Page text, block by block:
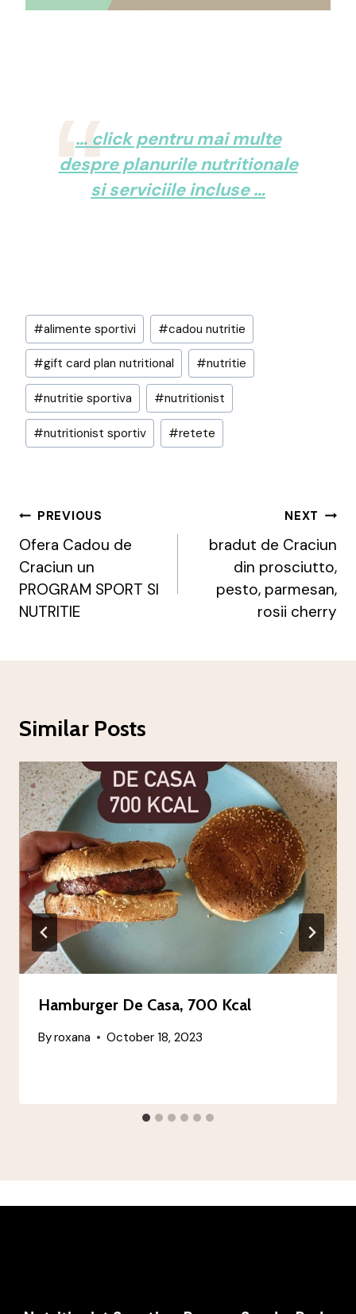
… click pentru mai multe
despre planurile nutritionale
si serviciile incluse …
Post
Tags:
#alimente sportivi #cadou nutritie
#gift card plan nutritional #nutritie
#nutritie sportiva #nutritionist
#nutritionist sportiv #retete
Post
Navigation
PREVIOUS
Ofera Cadou de
Craciun un
PROGRAM SPORT SI
NUTRITIE
NEXT
bradut de Craciun
din prosciutto,
pesto, parmesan,
rosii cherry
Similar Posts
Hamburger De Casa, 700 Kcal
Byroxana October 18, 2023